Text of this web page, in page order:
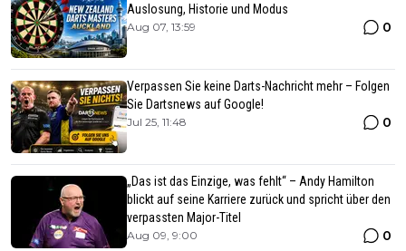
Auslosung, Historie und Modus
Aug 07, 13:59 0
Verpassen Sie keine Darts-Nachricht mehr – Folgen
Sie Dartsnews auf Google!
Jul 25, 11:48 0
„Das ist das Einzige, was fehlt“ – Andy Hamilton
blickt auf seine Karriere zurück und spricht über den
verpassten Major-Titel
Aug 09, 9:00 0